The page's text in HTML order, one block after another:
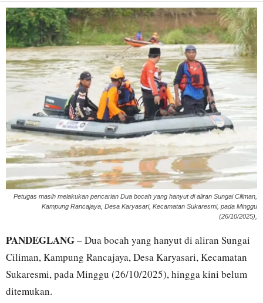
Petugas masih melakukan pencarian Dua bocah yang hanyut di aliran Sungai Ciliman,
Kampung Rancajaya, Desa Karyasari, Kecamatan Sukaresmi, pada Minggu
(26/10/2025),
PANDEGLANG– Dua bocah yang hanyut di aliran Sungai
Ciliman, Kampung Rancajaya, Desa Karyasari, Kecamatan
Sukaresmi, pada Minggu (26/10/2025), hingga kini belum
ditemukan.